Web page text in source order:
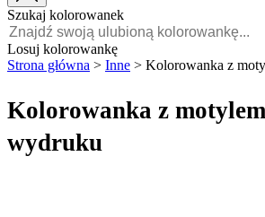
Polski
POLSKI
FRANÇAIS
MALAGASY
Szukaj kolorowanek
Losuj kolorowankę
Strona główna > Inne > Kolorowanka z
Kolorowanka z
wydruku